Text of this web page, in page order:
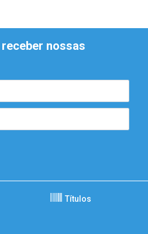
nossas
Títulos